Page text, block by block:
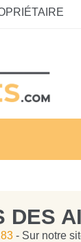
DES
- Sur notre